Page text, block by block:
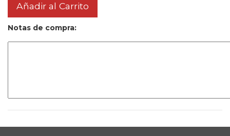
Añadir al Carrito
Notas de compra: